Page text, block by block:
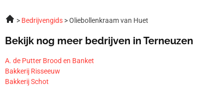
Bedrijvengids Oliebollenkraam van Huet
Bekijk nog meer bedrijven in Terneuzen
A. de Putter Brood en Banket
Bakkerij Risseeuw
Bakkerij Schot